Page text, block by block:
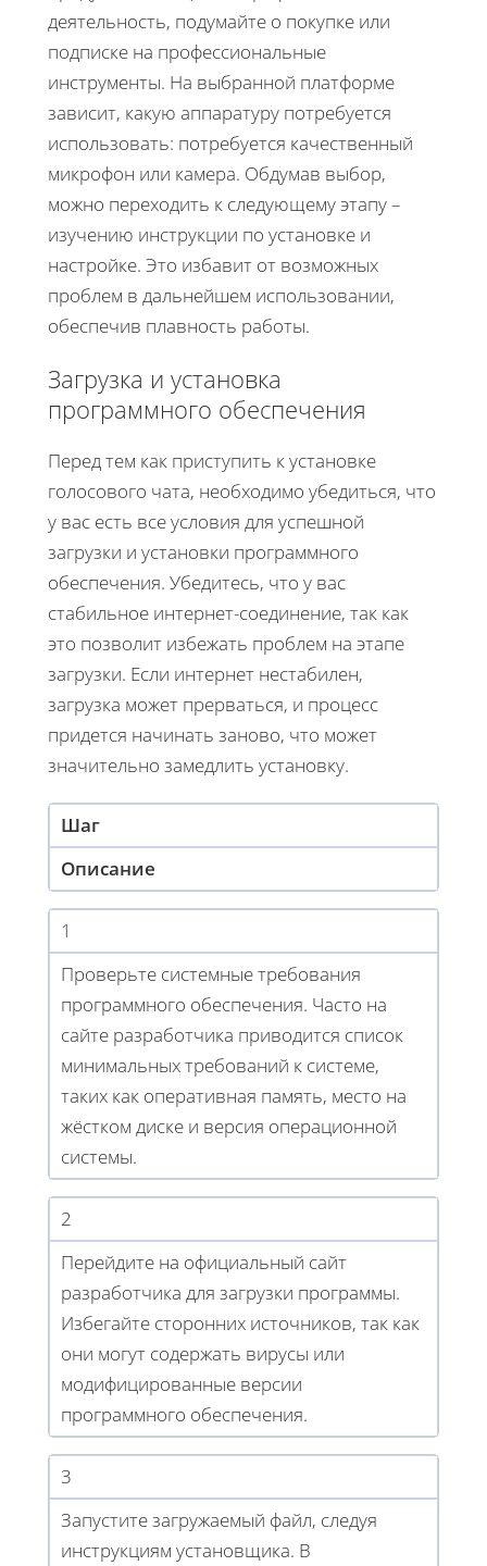
деятельность, подумайте о покупке или
подписке на профессиональные
инструменты. На выбранной платформе
зависит, какую аппаратуру потребуется
использовать: потребуется качественный
микрофон или камера. Обдумав выбор,
можно переходить к следующему этапу –
изучению инструкции по установке и
настройке. Это избавит от возможных
проблем в дальнейшем использовании,
обеспечив плавность работы.
Загрузка и установка
программного обеспечения
Перед тем как приступить к установке
голосового чата, необходимо убедиться, что
у вас есть все условия для успешной
загрузки и установки программного
обеспечения. Убедитесь, что у вас
стабильное интернет-соединение, так как
это позволит избежать проблем на этапе
загрузки. Если интернет нестабилен,
загрузка может прерваться, и процесс
придется начинать заново, что может
значительно замедлить установку.
Шаг
Описание
1
Проверьте системные требования
программного обеспечения. Часто на
сайте разработчика приводится список
минимальных требований к системе,
таких как оперативная память, место на
жёстком диске и версия операционной
системы.
2
Перейдите на официальный сайт
разработчика для загрузки программы.
Избегайте сторонних источников, так как
они могут содержать вирусы или
модифицированные версии
программного обеспечения.
3
Запустите загружаемый файл, следуя
инструкциям установщика. В